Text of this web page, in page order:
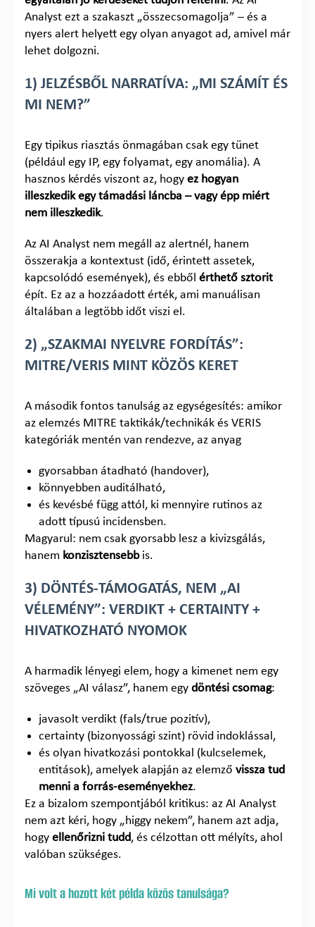
Analyst ezt a szakaszt „összecsomagolja” – és a
nyers alert helyett egy olyan anyagot ad, amivel már
lehet dolgozni.
1) JELZÉSBŐL NARRATÍVA: „MI SZÁMÍT ÉS
MI NEM?”
Egy tipikus riasztás önmagában csak egy tünet
(például egy IP, egy folyamat, egy anomália). A
hasznos kérdés viszont az, hogy ez hogyan
illeszkedik egy támadási láncba – vagy épp miért
nem illeszkedik.
Az AI Analyst nem megáll az alertnél, hanem
összerakja a kontextust (idő, érintett assetek,
kapcsolódó események), és ebből érthető sztorit
épít. Ez az a hozzáadott érték, ami manuálisan
általában a legtöbb időt viszi el.
2) „SZAKMAI NYELVRE FORDÍTÁS”:
MITRE/VERIS MINT KÖZÖS KERET
A második fontos tanulság az egységesítés: amikor
az elemzés MITRE taktikák/technikák és VERIS
kategóriák mentén van rendezve, az anyag
gyorsabban átadható (handover),
könnyebben auditálható,
és kevésbé függ attól, ki mennyire rutinos az
adott típusú incidensben.
Magyarul: nem csak gyorsabb lesz a kivizsgálás,
hanem konzisztensebbis.
3) DÖNTÉS-TÁMOGATÁS, NEM „AI
VÉLEMÉNY”: VERDIKT + CERTAINTY +
HIVATKOZHATÓ NYOMOK
A harmadik lényegi elem, hogy a kimenet nem egy
szöveges „AI válasz”, hanem egy döntési csomag:
javasolt verdikt (fals/true pozitív),
certainty (bizonyossági szint) rövid indoklással,
és olyan hivatkozási pontokkal (kulcselemek,
entitások), amelyek alapján az elemző vissza tud
menni a forrás-eseményekhez.
Ez a bizalom szempontjából kritikus: az AI Analyst
nem azt kéri, hogy „higgy nekem”, hanem azt adja,
hogy ellenőrizni tudd, és célzottan ott mélyíts, ahol
valóban szükséges.
Mi volt a hozott két példa közös tanulsága?